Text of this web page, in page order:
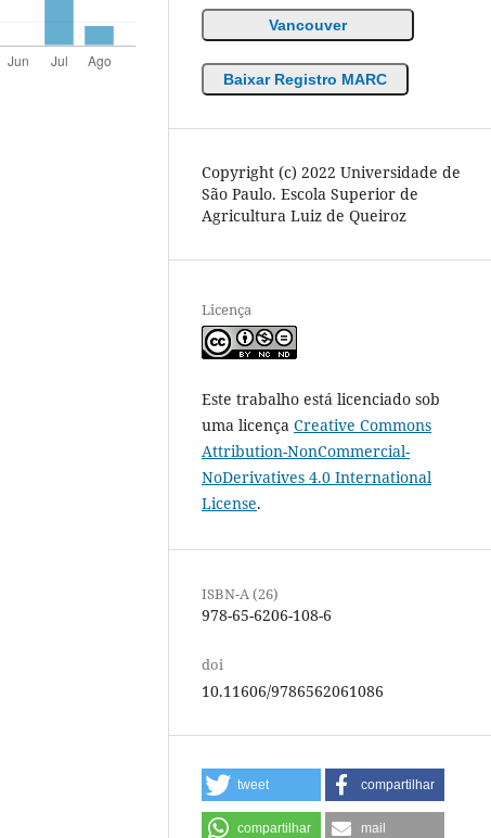
Vancouver
Baixar Registro MARC
Copyright (c) 2022 Universidade de
São Paulo. Escola Superior de
Agricultura Luiz de Queiroz
Licença
Este trabalho está licenciado sob
uma licença Creative Commons
Attribution-NonCommercial-
NoDerivatives 4.0 International
License.
ISBN-A (26)
978-65-6206-108-6
doi
10.11606/9786562061086
tweet compartilhar
compartilhar mail